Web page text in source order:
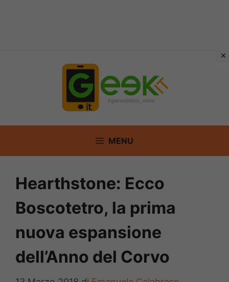
MENU
Hearthstone: Ecco
Boscotetro, la prima
nuova espansione
dell’Anno del Corvo